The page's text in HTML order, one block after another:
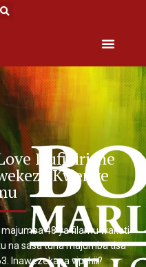
Itufikirishe
Kwenye
48 ya filamu wakati
na sasa tuna majumba tisa
Inawezekana vipi hii?